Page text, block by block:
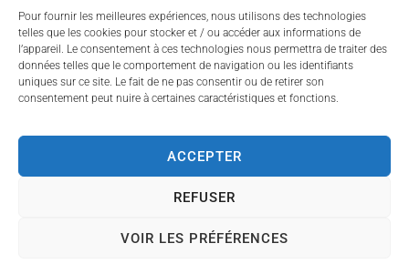
Pour fournir les meilleures expériences, nous utilisons des technologies
telles que les cookies pour stocker et / ou accéder aux informations de
l’appareil. Le consentement à ces technologies nous permettra de traiter des
données telles que le comportement de navigation ou les identifiants
uniques sur ce site. Le fait de ne pas consentir ou de retirer son
consentement peut nuire à certaines caractéristiques et fonctions.
ACCEPTER
REFUSER
VOIR LES PRÉFÉRENCES
05 55 39 34 09
Contacter la mairie
Horaires d'ouverture
Lundide 8h30 à 12h00 et de 13h30 à 17h30
Mardi
de 8h30 à 12h00 et de 13h30 à 17h30
de 8h30 à 12h00 et de 13h30 à 17h30
Vendredide 8h30 à 12h00 et de 13h30 à 17h30
AccessibilitéPlan du siteDonnées personnelles